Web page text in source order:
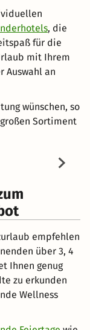
, die
für die
mit Ihrem
Auswahl an
wünschen, so
Sortiment
empfehlen
über 3, 4
Ihnen genug
zu erkunden
Wellness